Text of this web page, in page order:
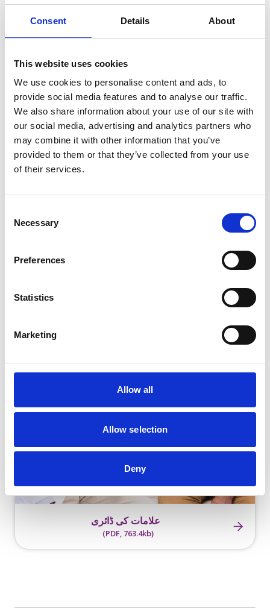
Consent Details About
This website uses cookies
We use cookies to personalise content and ads, to
provide social media features and to analyse our traffic.
We also share information about your use of our site with
our social media, advertising and analytics partners who
may combine it with other information that you’ve
provided to them or that they’ve collected from your use
of their services.
Selection
Necessary
Preferences
Statistics
Marketing
Allow all
Allow selection
Deny
لماوع ےک ےرطخ سرنیک اک ےبلبل ےئارب
(PDF, 499.2kb)
علامات کی ڈائری
(PDF, 763.4kb)